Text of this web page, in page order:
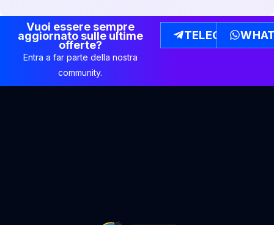
Vuoi essere sempre
aggiornato sulle ultime
offerte?
Entra a far parte della nostra
community.
TELEGRAM